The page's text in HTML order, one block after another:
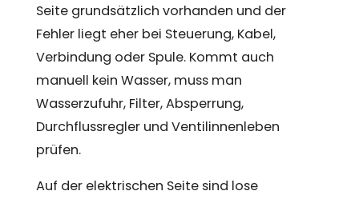
Seite grundsätzlich vorhanden und der
Fehler liegt eher bei Steuerung, Kabel,
Verbindung oder Spule. Kommt auch
manuell kein Wasser, muss man
Wasserzufuhr, Filter, Absperrung,
Durchflussregler und Ventilinnenleben
prüfen.
Auf der elektrischen Seite sind lose